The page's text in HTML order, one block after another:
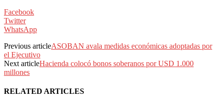
Facebook
Twitter
WhatsApp
Previous articleASOBAN avala medidas económicas adoptadas por
el Ejecutivo
Next articleHacienda colocó bonos soberanos por USD 1.000
millones
RELATED ARTICLES